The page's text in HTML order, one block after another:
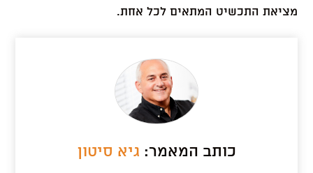
מציאת התכשיט המתאים לכל אחת.
כותב המאמר: גיא סיטון